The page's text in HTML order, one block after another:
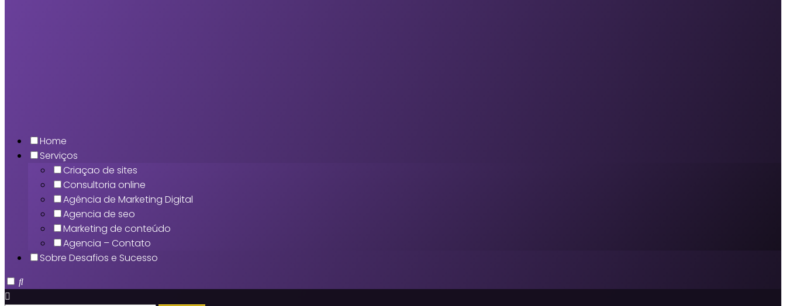
Home
Serviços
Criaçao de sites
Consultoria online
Agência de Marketing Digital
Agencia de seo
Marketing de conteúdo
Agencia – Contato
Sobre Desafios e Sucesso